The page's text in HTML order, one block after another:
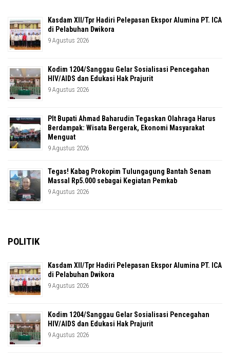
Kasdam XII/Tpr Hadiri Pelepasan Ekspor Alumina PT. ICA
di Pelabuhan Dwikora
9 Agustus 2026
Kodim 1204/Sanggau Gelar Sosialisasi Pencegahan
HIV/AIDS dan Edukasi Hak Prajurit
9 Agustus 2026
Plt Bupati Ahmad Baharudin Tegaskan Olahraga Harus
Berdampak: Wisata Bergerak, Ekonomi Masyarakat
Menguat
9 Agustus 2026
Tegas! Kabag Prokopim Tulungagung Bantah Senam
Massal Rp5.000 sebagai Kegiatan Pemkab
9 Agustus 2026
POLITIK
Kasdam XII/Tpr Hadiri Pelepasan Ekspor Alumina PT. ICA
di Pelabuhan Dwikora
9 Agustus 2026
Kodim 1204/Sanggau Gelar Sosialisasi Pencegahan
HIV/AIDS dan Edukasi Hak Prajurit
9 Agustus 2026